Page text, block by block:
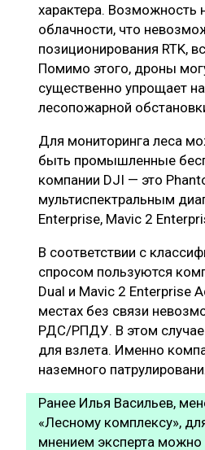
характера. Возможность
облачности, что
позиционирования RTK,
Помимо этого, дроны
существенно упрощает
лесопожарной
Для мониторинга леса
быть промышленные
компании DJI — это
мультиспектральным
Enterprise, Mavic 2
В соответствии с
спросом пользуются
Dual и Mavic 2 Enterprise
местах без связи
РДС/РПДУ. В этом
для взлета. Именно
наземного
Ранее Илья Васильев,
«Лесному комплексу»,
мнением эксперта можно